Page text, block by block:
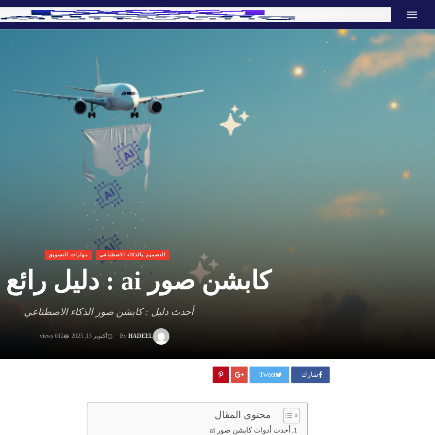
التصميم بالذكاء الاصطناعي مهارات التسويق
كابشن صور ai : دليل رائع 2026
أحدث دليل : كابشن صور الذكاء الاصطناعي
By HADEEL أكتوبر 13, 2025 612 views
شارك Tweet
محتوى المقال
أحدث أدوات كابشن صور ai